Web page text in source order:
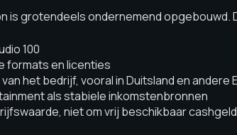
is grotendeels ondernemend opgebouwd.
100
formats en licenties
het bedrijf, vooral in Duitsland en andere
als stabiele inkomstenbronnen
niet om vrij beschikbaar